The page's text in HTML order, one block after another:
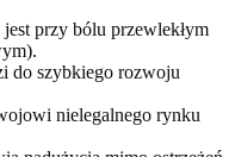
przy bólu przewlekłym
do szybkiego rozwoju
nielegalnego rynku